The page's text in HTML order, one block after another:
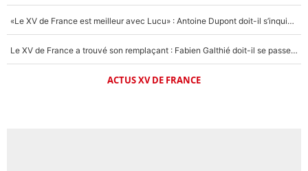
«Le XV de France est meilleur avec Lucu» : Antoine Dupont doit-il s’inquiéter pour sa place ?
Le XV de France a trouvé son remplaçant : Fabien Galthié doit-il se passer d'Antoine Dupont ?
ACTUS XV DE FRANCE